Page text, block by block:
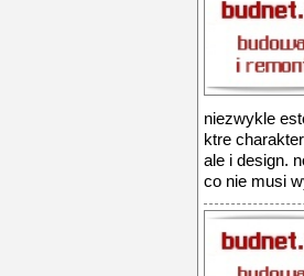
niezwykle
ktre
ale i design.
co nie musi